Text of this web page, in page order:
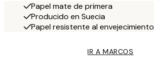
Papel mate de primera
Producido en Suecia
Papel resistente al envejecimiento
IR A MARCOS